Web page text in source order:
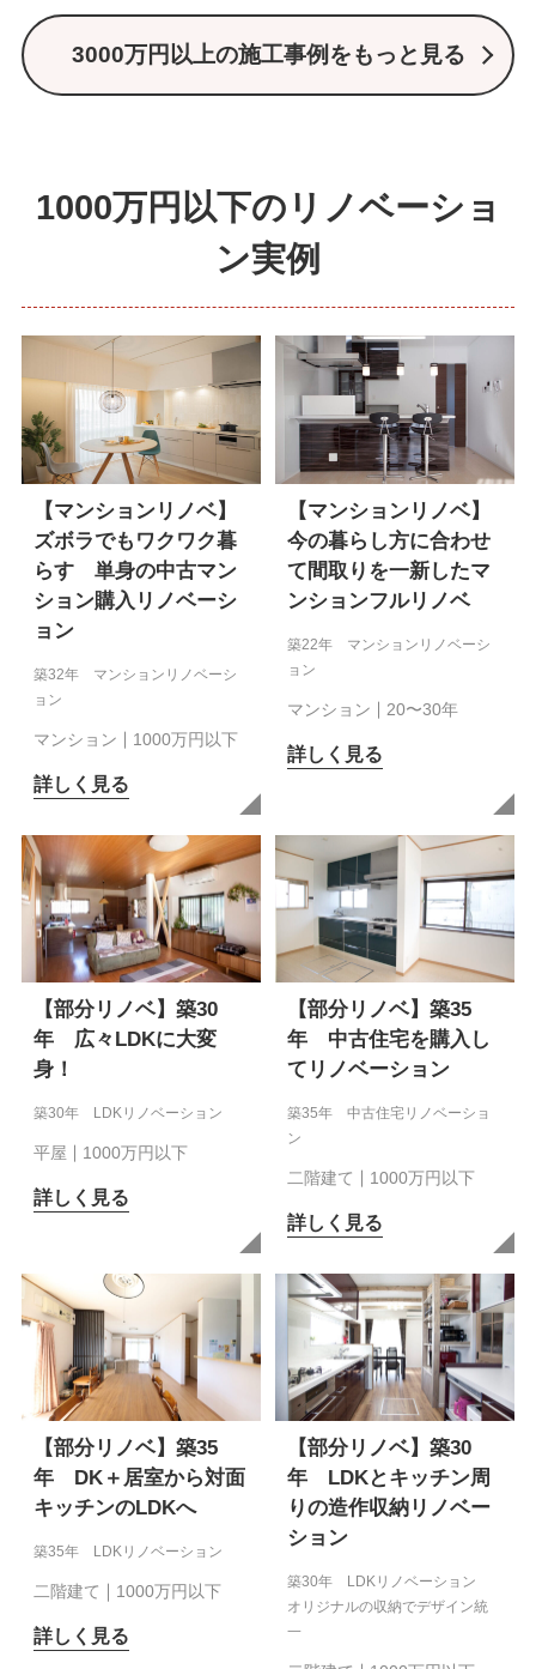
3000万円以上の施工事例をもっと見る
1000万円以下のリノベーショ
ン実例
【マンションリノベ】
ズボラでもワクワク暮
らす 単身の中古マン
ション購入リノベーシ
ョン
築32年 マンションリノベーシ
ョン
マンション 1000万円以下
詳しく見る
【マンションリノベ】
今の暮らし方に合わせ
て間取りを一新したマ
ンションフルリノベ
築22年 マンションリノベーシ
ョン
マンション 20〜30年
詳しく見る
【部分リノベ】築30
年 広々LDKに大変
身！
築30年 LDKリノベーション
平屋 1000万円以下
詳しく見る
【部分リノベ】築35
年 中古住宅を購入し
てリノベーション
築35年 中古住宅リノベーショ
ン
二階建て 1000万円以下
詳しく見る
【部分リノベ】築35
年 DK＋居室から対面
キッチンのLDKへ
築35年 LDKリノベーション
二階建て 1000万円以下
詳しく見る
【部分リノベ】築30
年 LDKとキッチン周
りの造作収納リノベー
ション
築30年 LDKリノベーション
オリジナルの収納でデザイン統
一